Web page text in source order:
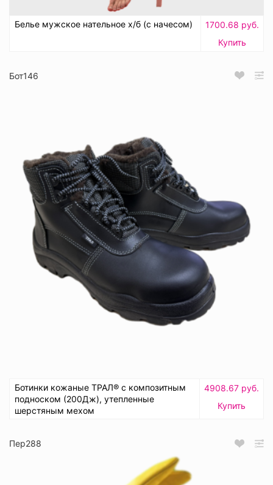
Белье мужское нательное х/б (с начесом)
1700.68 руб.
Купить
Бот146
Ботинки кожаные ТРАЛ® с композитным
подноском (200Дж), утепленные
шерстяным мехом
4908.67 руб.
Купить
Пер288